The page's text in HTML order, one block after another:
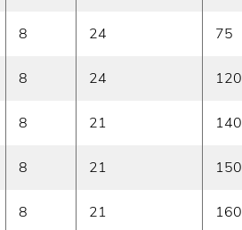
8 24 75
8 24 120
8 21 140
8 21 150
8 21 160